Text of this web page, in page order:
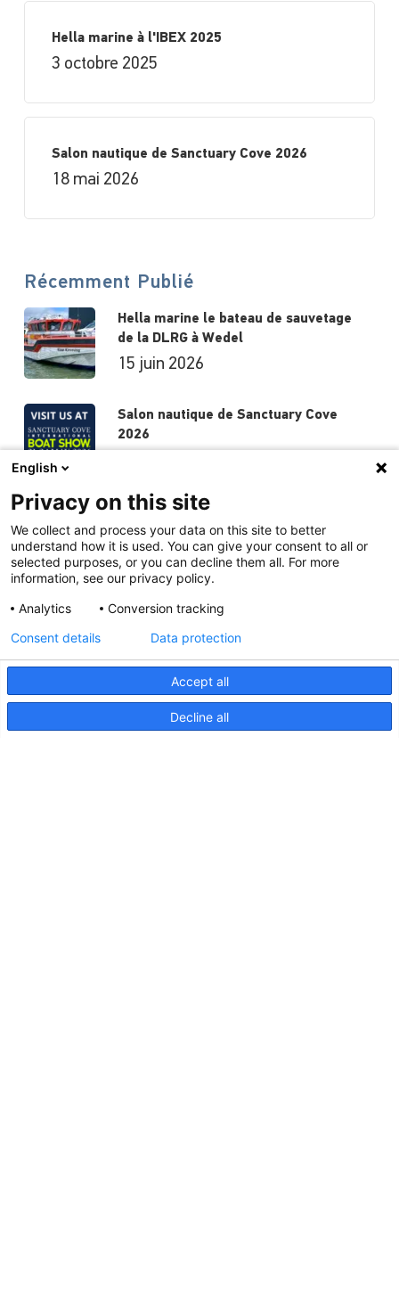
Hella marine à l'IBEX 2025
3 octobre 2025
Salon nautique de Sanctuary Cove 2026
18 mai 2026
Récemment Publié
Hella marine le bateau de sauvetage
de la DLRG à Wedel
15 juin 2026
Salon nautique de Sanctuary Cove
2026
Salon nautique de Hutchwilco 2026
8 mai 2026
Hella marine mis à jour
31 mars 2026
English
Privacy on this site
We collect and process your data on this site to better
understand how it is used. You can give your consent to all or
selected purposes, or you can decline them all. For more
information, see our privacy policy.
Analytics
Conversion tracking
Accept all
Decline all
Consent details Data protection